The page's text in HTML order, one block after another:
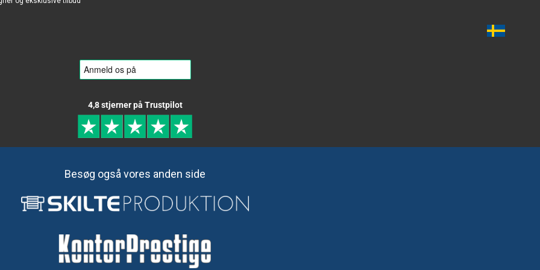
4,8 stjerner på Trustpilot
Besøg også vores anden side